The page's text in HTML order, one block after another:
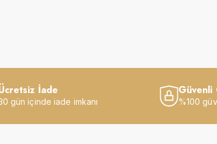
İade
gün içinde iade imkanı
Güvenli
%100